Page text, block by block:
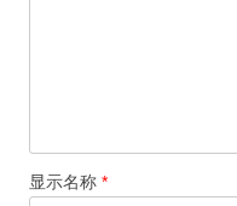
显示名称 *